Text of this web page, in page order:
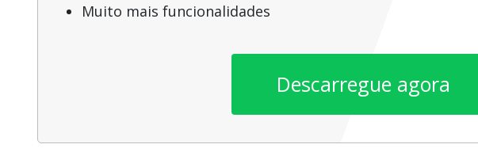
Muito mais funcionalidades
Descarregue agora